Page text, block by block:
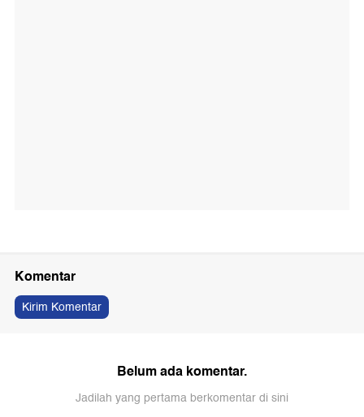
Komentar
Kirim Komentar
Belum ada komentar.
Jadilah yang pertama berkomentar di sini